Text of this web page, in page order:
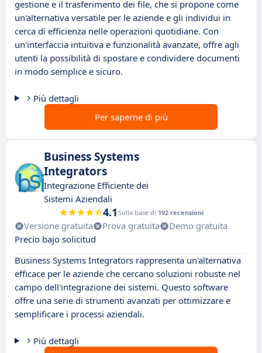
gestione e il trasferimento dei file, che si propone come
un'alternativa versatile per le aziende e gli individui in
cerca di efficienza nelle operazioni quotidiane. Con
un'interfaccia intuitiva e funzionalità avanzate, offre agli
utenti la possibilità di spostare e condividere documenti
in modo semplice e sicuro.
Più dettagli
Per saperne di più
Business Systems
Integrators
Integrazione Efficiente dei
Sistemi Aziendali
4.1 Sulla base di 192 recensioni
Versione gratuita Prova gratuita
Demo gratuita
Precio bajo solicitud
Business Systems Integrators rappresenta un'alternativa
efficace per le aziende che cercano soluzioni robuste nel
campo dell'integrazione dei sistemi. Questo software
offre una serie di strumenti avanzati per ottimizzare e
semplificare i processi aziendali.
Più dettagli